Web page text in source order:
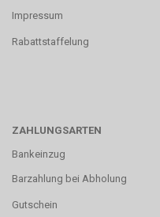
Impressum
Rabattstaffelung
ZAHLUNGSARTEN
Bankeinzug
Barzahlung bei Abholung
Gutschein